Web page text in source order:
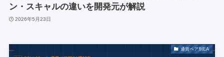
ン・スキャルの違いを開発元が解説
2026年5月23日
通貨ペア別EA